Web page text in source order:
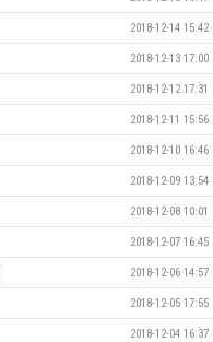
2018-12-14 15:42
2018-12-13 17:00
2018-12-12 17:31
2018-12-11 15:56
2018-12-10 16:46
2018-12-09 13:54
2018-12-08 10:01
2018-12-07 16:45
2018-12-06 14:57
2018-12-05 17:55
2018-12-04 16:37